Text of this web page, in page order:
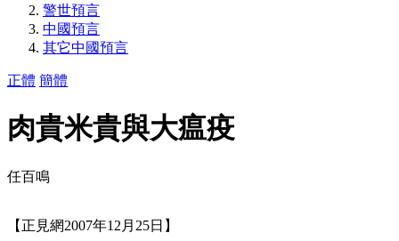
警世預言
中國預言
其它中國預言
正體 簡體
肉貴米貴與大瘟疫
任百鳴
【正見網2007年12月25日】